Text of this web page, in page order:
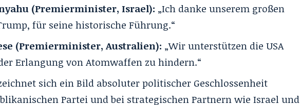
(Premierminister, Israel): „Ich danke unserem großen
für seine historische Führung.“
(Premierminister, Australien): „Wir unterstützen die USA
Erlangung von Atomwaffen zu hindern.“
sich ein Bild absoluter politischer Geschlossenheit
Partei und bei strategischen Partnern wie Israel und